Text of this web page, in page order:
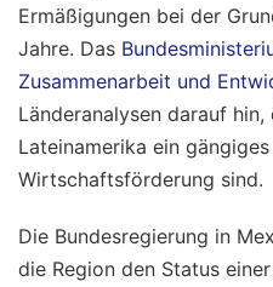
Ermäßigungen bei der
Jahre. Das
Zusammenarbeit und
Länderanalysen darauf
Lateinamerika ein
Wirtschaftsförderung sind.
Die Bundesregierung in
die Region den Status